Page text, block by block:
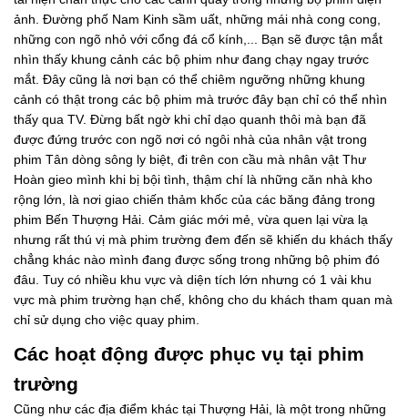
ảnh. Đường phố Nam Kinh sầm uất, những mái nhà cong cong,
những con ngõ nhỏ với cổng đá cổ kính,... Bạn sẽ được tận mắt
nhìn thấy khung cảnh các bộ phim như đang chạy ngay trước
mắt. Đây cũng là nơi bạn có thể chiêm ngưỡng những khung
cảnh có thật trong các bộ phim mà trước đây bạn chỉ có thể nhìn
thấy qua TV. Đừng bất ngờ khi chỉ dạo quanh thôi mà bạn đã
được đứng trước con ngõ nơi có ngôi nhà của nhân vật trong
phim Tân dòng sông ly biệt, đi trên con cầu mà nhân vật Thư
Hoàn gieo mình khi bị bội tình, thậm chí là những căn nhà kho
rộng lớn, là nơi giao chiến thảm khốc của các băng đảng trong
phim Bến Thượng Hải. Cảm giác mới mẻ, vừa quen lại vừa lạ
nhưng rất thú vị mà phim trường đem đến sẽ khiến du khách thấy
chẳng khác nào mình đang được sống trong những bộ phim đó
đâu. Tuy có nhiều khu vực và diện tích lớn nhưng có 1 vài khu
vực mà phim trường hạn chế, không cho du khách tham quan mà
chỉ sử dụng cho việc quay phim.
Các hoạt động được phục vụ tại phim
trường
Cũng như các địa điểm khác tại Thượng Hải, là một trong những